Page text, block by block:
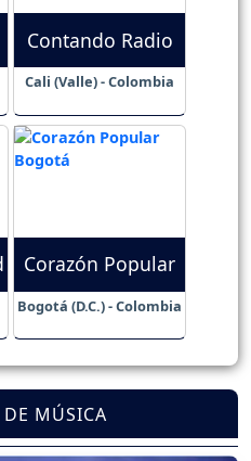
Contando Radio
Cali (Valle) - Colombia
Corazón Popular
Bogotá (D.C.) - Colombia
MÚSICA